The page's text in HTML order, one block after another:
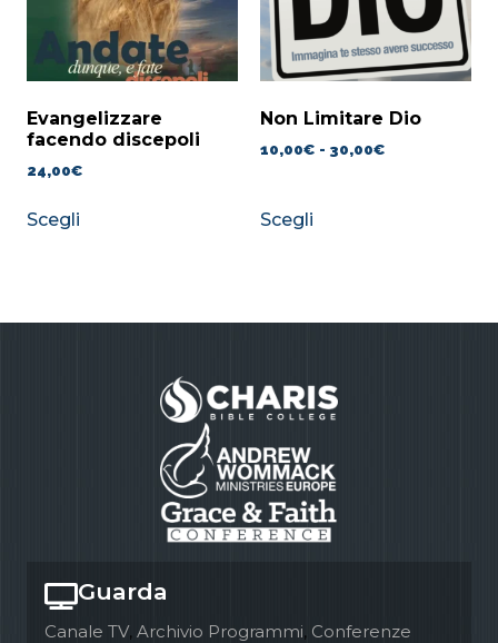
Evangelizzare
facendo discepoli
24,00€
Scegli
Non Limitare Dio
10,00€ - 30,00€
Scegli
Guarda
Canale TV, Archivio Programmi, Conferenze